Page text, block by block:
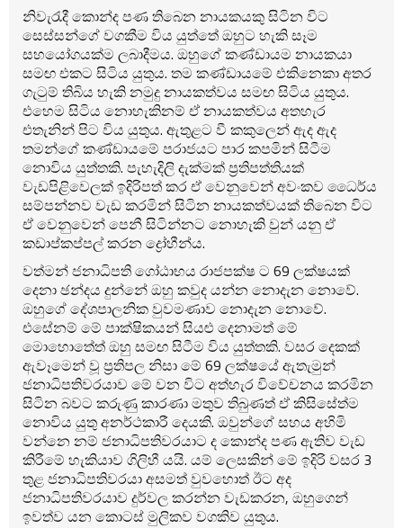
නිවැරැදී කොන්ද පණ තිබෙන නායකයකු සිටින විට
සෙස්සන්ගේ වගකීම විය යුත්තේ ඔහුට හැකි සෑම
සහයෝගයක්ම ලබාදීමය. ඔහුගේ කණ්ඩායම නායකයා
සමඟ එකට සිටිය යුතුය. තම කණ්ඩායමේ එකිනෙකා අතර
ගැටුම් තිබිය හැකි නමුදු නායකත්වය සමඟ සිටිය යුතුය.
එහෙම සිටිය නොහැකිනම් ඒ නායකත්වය අතහැර
එතැනින් පිට විය යුතුය. ඇතුළට වී කකුලෙන් ඇද ඇද
තමන්ගේ කණ්ඩායමේ පරාජයට පාර කපමින් සිටීම
නොවිය යුත්තකි. පැහැදිලි දැක්මක් ප්‍රතිපත්තියක්
වැඩපිළිවෙලක් ඉදිරිපත් කර ඒ වෙනුවෙන් අවංකව ධෛර්ය
සම්පන්නව වැඩ කරමින් සිටින නායකත්වයක් තිබෙන විට
ඒ වෙනුවෙන් පෙනී සිටින්නට නොහැකි වුන් යනු ඒ
කඩාප්කප්පල් කරන ද්‍රෝහීන්ය.
වත්මන් ජනාධිපති ගෝඨාභය රාජපක්ෂ ට 69 ලක්ෂයක්
දෙනා ඡන්දය දුන්නේ ඔහු කවුද යන්න නොදැන නොවේ.
ඔහුගේ දේශපාලනික වුවමණාව නොදැන නොවේ.
එසේනම් මේ පාක්ෂිකයන් සියළු දෙනාමත් මේ
මොහොතේත් ඔහු සමඟ සිටීම විය යුත්තකි. වසර දෙකක්
ඇවෑමෙන් වූ ප්‍රතිපල නිසා මේ 69 ලක්ෂයේ ඇතැමුන්
ජනාධිපතිවරයාව මේ වන විට අත්හැර විවේචනය කරමින
සිටින බවට කරුණු කාරණා මතුව තිබුණත් ඒ කිසිසේත්ම
නොවිය යුතු අනර්ථකාරී දෙයකි. ඔවුන්ගේ සහය අහිමි
වන්නෙ නම් ජනාධිපතිවරයාට ද කොන්ද පණ ඇතිව වැඩ
කිරීමේ හැකියාව ගිලිහී යයි. යම් ලෙසකින් මේ ඉදිරි වසර 3
තුළ ජනාධිපතිවරයා අසමත් වුවහොත් ඊට අද
ජනාධිපතිවරයාව දුර්වල කරන්න වැඩකරන, ඔහුගෙන්
ඉවත්ව යන කොටස් මුලිකව වගකිව යුතුය.